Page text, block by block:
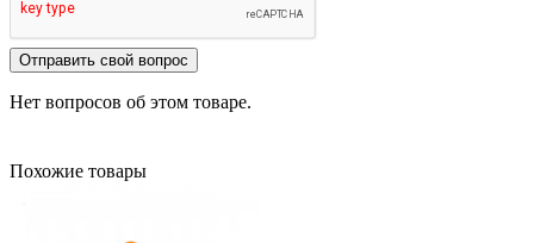
Отправить свой вопрос
Нет вопросов об этом товаре.
Похожие товары